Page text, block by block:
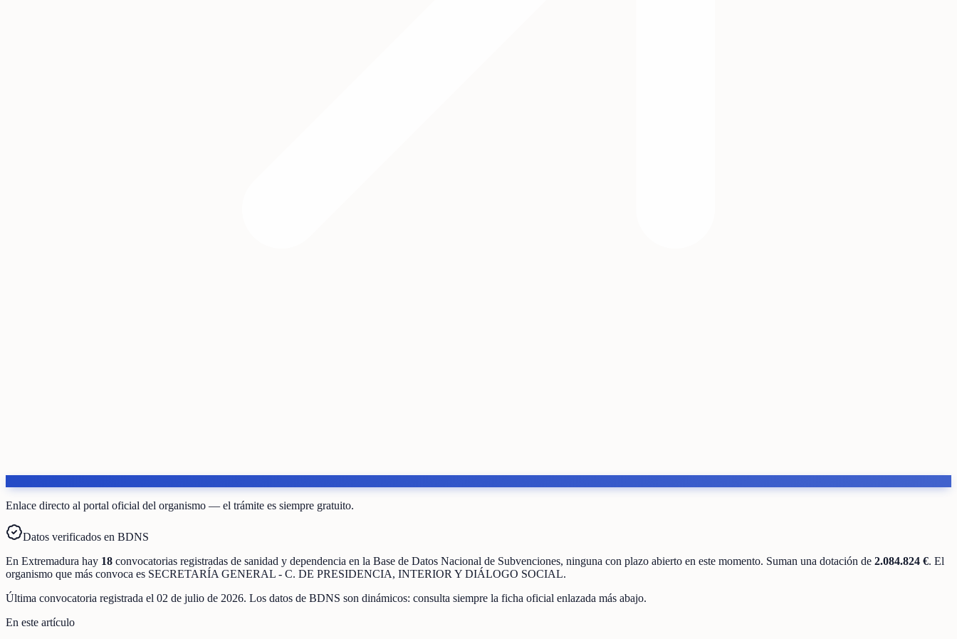
Enlace directo al portal oficial del organismo — el trámite es siempre gratuito.
Datos verificados en BDNS
En Extremadura hay 18 convocatorias registradas de sanidad y dependencia en la Base de Datos Nacional de Subvenciones, ninguna con plazo abierto en este momento. Suman una dotación de 2.084.824 €. El
organismo que más convoca es SECRETARÍA GENERAL - C. DE PRESIDENCIA, INTERIOR Y DIÁLOGO SOCIAL.
Última convocatoria registrada el 02 de julio de 2026. Los datos de BDNS son dinámicos: consulta siempre la ficha oficial enlazada más abajo.
En este artículo